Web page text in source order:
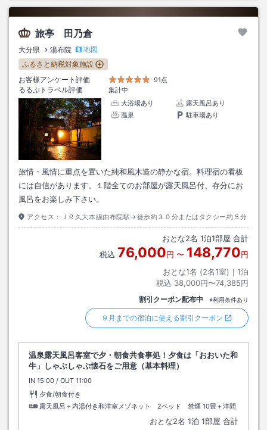
旅亭 田乃倉
大分県 湯布院
地図
ふるさと納税対象施設
お客様アンケート評価
91点
るるぶトラベル評価
集計中
大浴場あり
露天風呂あり
温泉
駐車場あり
旅情・風情に重点を置いた純和風木造の静かな宿。料理宿の看板
には自信があります。１階全てのお部屋が露天風呂付、存分にお
風呂をお楽しみ下さい。
アクセス： ＪＲ久大本線由布院駅→徒歩約３０分またはタクシー約５分
おとな2名 1泊1部屋 合計
税込 76,000円 〜 148,770円
おとな1名 (2名1室)｜ 1泊
税込 38,000円〜74,385円
割引クーポン配布中 ※利用条件あり
９月までの宿泊に使える割引クーポン
温泉露天風呂客室で夕・朝食共食事処！夕食は「おおいた和
牛」しゃぶしゃぶ懐石をご用意（基本料理）
IN チェックイン
15:00 / OUT チェックアウト
11:00
夕食/朝食付き
露天風呂＋内湯付き和洋室メゾネット 2ベッド 禁煙 10畳＋洋間
おとな2名 1泊 1部屋 合計